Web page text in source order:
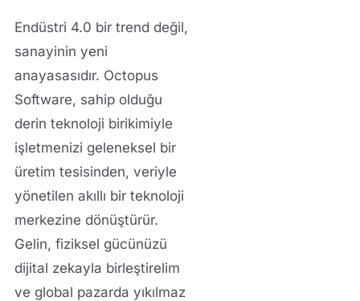
Endüstri 4.0 bir trend değil,
sanayinin yeni
anayasasıdır. Octopus
Software, sahip olduğu
derin teknoloji birikimiyle
işletmenizi geleneksel bir
üretim tesisinden, veriyle
yönetilen akıllı bir teknoloji
merkezine dönüştürür.
Gelin, fiziksel gücünüzü
dijital zekayla birleştirelim
ve global pazarda yıkılmaz